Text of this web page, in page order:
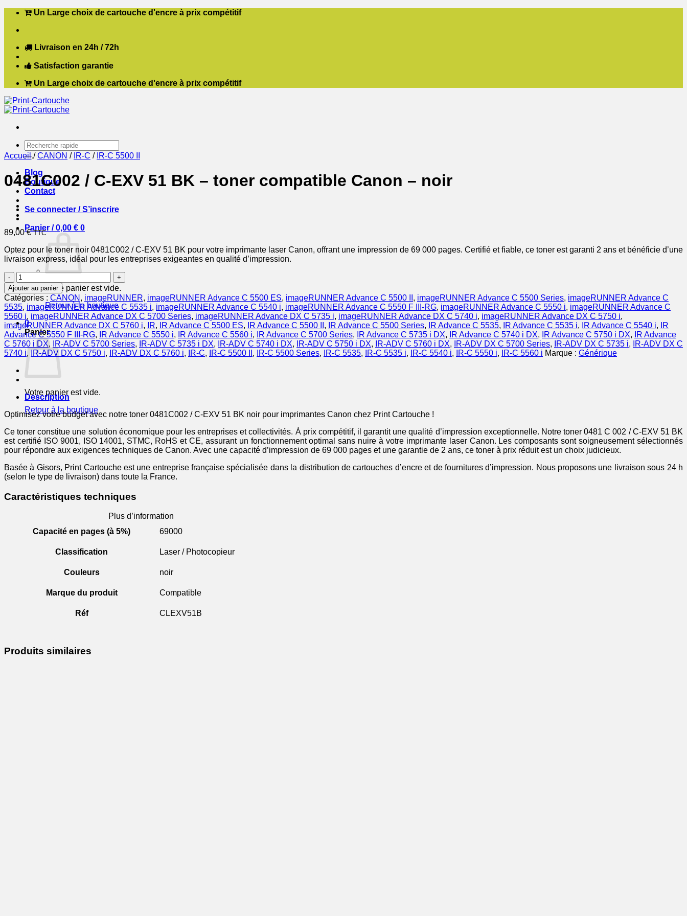
Passer
contenu
Un Large choix de cartouche d'encre à prix compétitif
Livraison en 24h / 72h
Satisfaction garantie
Un Large choix de cartouche d'encre à prix compétitif
Recherche
pour :
Blog
Boutique
Contact
Se connecter / S’inscrire
Panier /0,00 € 0
Votre panier est vide.
Retour à la boutique
0
Panier
Votre panier est vide.
Retour à la boutique
Accueil / CANON / IR-C / IR-C 5500 II
0481C002 / C-EXV 51 BK – toner compatible Canon – noir
89,00€ TTC
Optez pour le toner noir 0481C002 / C-EXV 51 BK pour votre imprimante laser Canon, offrant une impression de 69 000 pages. Certifié et fiable, ce toner est garanti 2 ans et bénéficie d’une
livraison express, idéal pour les entreprises exigeantes en qualité d’impression.
quantité
de
0481C002
/
C-
EXV
51
BK
-
toner
compatible
Canon
noir
Ajouter au panier
Catégories : CANON , imageRUNNER, imageRUNNER Advance C 5500 ES, imageRUNNER Advance C 5500 II , imageRUNNER Advance C 5500 Series, imageRUNNER Advance C
5535, imageRUNNER Advance C 5535 i, imageRUNNER Advance C 5540 i, imageRUNNER Advance C 5550 F III-RG, imageRUNNER Advance C 5550 i, imageRUNNER Advance C
5560 i, imageRUNNER Advance DX C 5700 Series, imageRUNNER Advance DX C 5735 i, imageRUNNER Advance DX C 5740 i, imageRUNNER Advance DX C 5750 i,
imageRUNNER Advance DX C 5760 i, IR, IR Advance C 5500 ES, IR Advance C 5500 II , IR Advance C 5500 Series, IR Advance C 5535, IR Advance C 5535 i, IR Advance C 5540 i,
IR
Advance C 5550 F III-RG, IR Advance C 5550 i, IR Advance C 5560 i, IR Advance C 5700 Series, IR Advance C 5735 i DX, IR Advance C 5740 i DX, IR Advance C 5750 i DX,
IR Advance
C 5760 i DX, IR-ADV C 5700 Series, IR-ADV C 5735 i DX, IR-ADV C 5740 i DX, IR-ADV C 5750 i DX, IR-ADV C 5760 i DX, IR-ADV DX C 5700 Series, IR-ADV DX C 5735 i,
IR-ADV DX C
5740 i, IR-ADV DX C 5750 i, IR-ADV DX C 5760 i, IR-C, IR-C 5500 II , IR-C 5500 Series, IR-C 5535, IR-C 5535 i, IR-C 5540 i, IR-C 5550 i, IR-C 5560 i Marque : Générique
Description
Optimisez votre budget avec notre toner 0481C002 / C-EXV 51 BK noir pour imprimantes Canon chez Print Cartouche !
Ce toner constitue une solution économique pour les entreprises et collectivités. À prix compétitif, il garantit une qualité d’impression exceptionnelle. Notre toner 0481 C 002 / C-EXV 51 BK
est certifié ISO 9001, ISO 14001, STMC, RoHS et CE, assurant un fonctionnement optimal sans nuire à votre imprimante laser Canon. Les composants sont soigneusement sélectionnés
pour répondre aux exigences techniques de Canon. Avec une capacité d’impression de 69 000 pages et une garantie de 2 ans, ce toner à prix réduit est un choix judicieux.
Basée à Gisors, Print Cartouche est une entreprise française spécialisée dans la distribution de cartouches d’encre et de fournitures d’impression. Nous proposons une livraison sous 24 h
(selon le type de livraison) dans toute la France.
Caractéristiques techniques
Plus d’information
Capacité en pages (à 5%)
69000
Classification Laser / Photocopieur
Couleurs noir
Marque du produit Compatible
Réf CLEXV51B
Produits similaires